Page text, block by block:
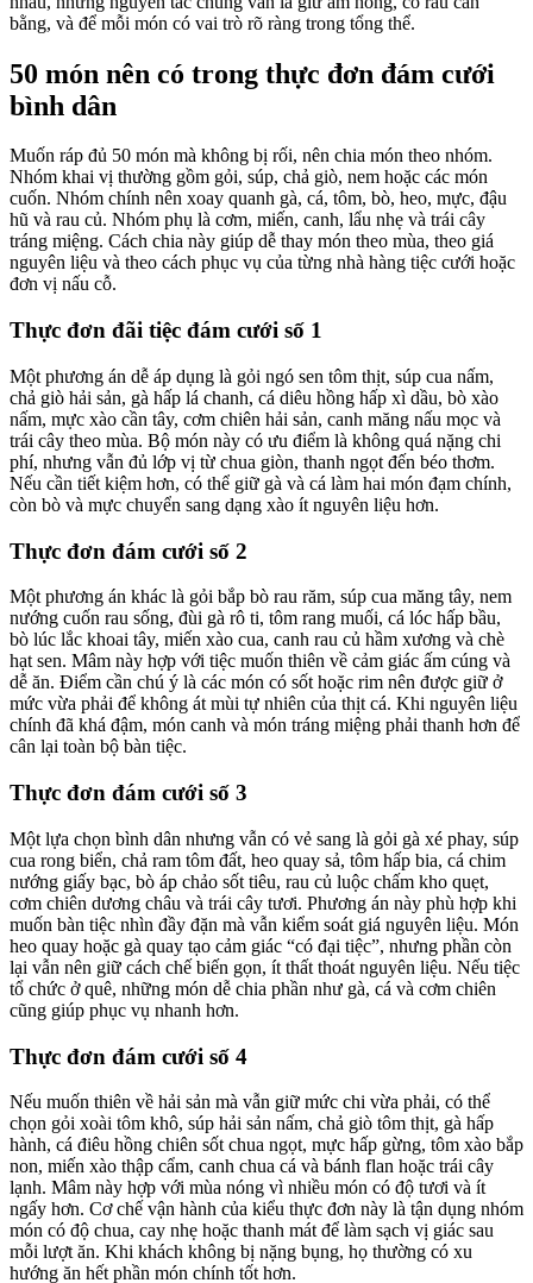
bằng, và để mỗi món có vai trò rõ ràng trong tổng thể.
50 món nên có trong thực đơn đám cưới
bình dân
Muốn ráp đủ 50 món mà không bị rối, nên chia món theo nhóm.
Nhóm khai vị thường gồm gỏi, súp, chả giò, nem hoặc các món
cuốn. Nhóm chính nên xoay quanh gà, cá, tôm, bò, heo, mực, đậu
hũ và rau củ. Nhóm phụ là cơm, miến, canh, lẩu nhẹ và trái cây
tráng miệng. Cách chia này giúp dễ thay món theo mùa, theo giá
nguyên liệu và theo cách phục vụ của từng nhà hàng tiệc cưới hoặc
đơn vị nấu cỗ.
Thực đơn đãi tiệc đám cưới số 1
Một phương án dễ áp dụng là gỏi ngó sen tôm thịt, súp cua nấm,
chả giò hải sản, gà hấp lá chanh, cá diêu hồng hấp xì dầu, bò xào
nấm, mực xào cần tây, cơm chiên hải sản, canh măng nấu mọc và
trái cây theo mùa. Bộ món này có ưu điểm là không quá nặng chi
phí, nhưng vẫn đủ lớp vị từ chua giòn, thanh ngọt đến béo thơm.
Nếu cần tiết kiệm hơn, có thể giữ gà và cá làm hai món đạm chính,
còn bò và mực chuyển sang dạng xào ít nguyên liệu hơn.
Thực đơn đám cưới số 2
Một phương án khác là gỏi bắp bò rau răm, súp cua măng tây, nem
nướng cuốn rau sống, đùi gà rô ti, tôm rang muối, cá lóc hấp bầu,
bò lúc lắc khoai tây, miến xào cua, canh rau củ hầm xương và chè
hạt sen. Mâm này hợp với tiệc muốn thiên về cảm giác ấm cúng và
dễ ăn. Điểm cần chú ý là các món có sốt hoặc rim nên được giữ ở
mức vừa phải để không át mùi tự nhiên của thịt cá. Khi nguyên liệu
chính đã khá đậm, món canh và món tráng miệng phải thanh hơn để
cân lại toàn bộ bàn tiệc.
Thực đơn đám cưới số 3
Một lựa chọn bình dân nhưng vẫn có vẻ sang là gỏi gà xé phay, súp
cua rong biển, chả ram tôm đất, heo quay sả, tôm hấp bia, cá chim
nướng giấy bạc, bò áp chảo sốt tiêu, rau củ luộc chấm kho quẹt,
cơm chiên dương châu và trái cây tươi. Phương án này phù hợp khi
muốn bàn tiệc nhìn đầy đặn mà vẫn kiểm soát giá nguyên liệu. Món
heo quay hoặc gà quay tạo cảm giác “có đại tiệc”, nhưng phần còn
lại vẫn nên giữ cách chế biến gọn, ít thất thoát nguyên liệu. Nếu tiệc
tổ chức ở quê, những món dễ chia phần như gà, cá và cơm chiên
cũng giúp phục vụ nhanh hơn.
Thực đơn đám cưới số 4
Nếu muốn thiên về hải sản mà vẫn giữ mức chi vừa phải, có thể
chọn gỏi xoài tôm khô, súp hải sản nấm, chả giò tôm thịt, gà hấp
hành, cá điêu hồng chiên sốt chua ngọt, mực hấp gừng, tôm xào bắp
non, miến xào thập cẩm, canh chua cá và bánh flan hoặc trái cây
lạnh. Mâm này hợp với mùa nóng vì nhiều món có độ tươi và ít
ngấy hơn. Cơ chế vận hành của kiểu thực đơn này là tận dụng nhóm
món có độ chua, cay nhẹ hoặc thanh mát để làm sạch vị giác sau
mỗi lượt ăn. Khi khách không bị nặng bụng, họ thường có xu
hướng ăn hết phần món chính tốt hơn.